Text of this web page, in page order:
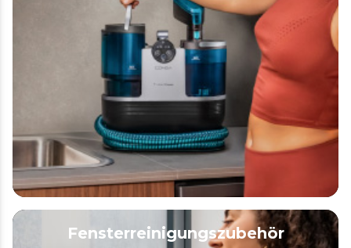
Fensterreinigungszubehör